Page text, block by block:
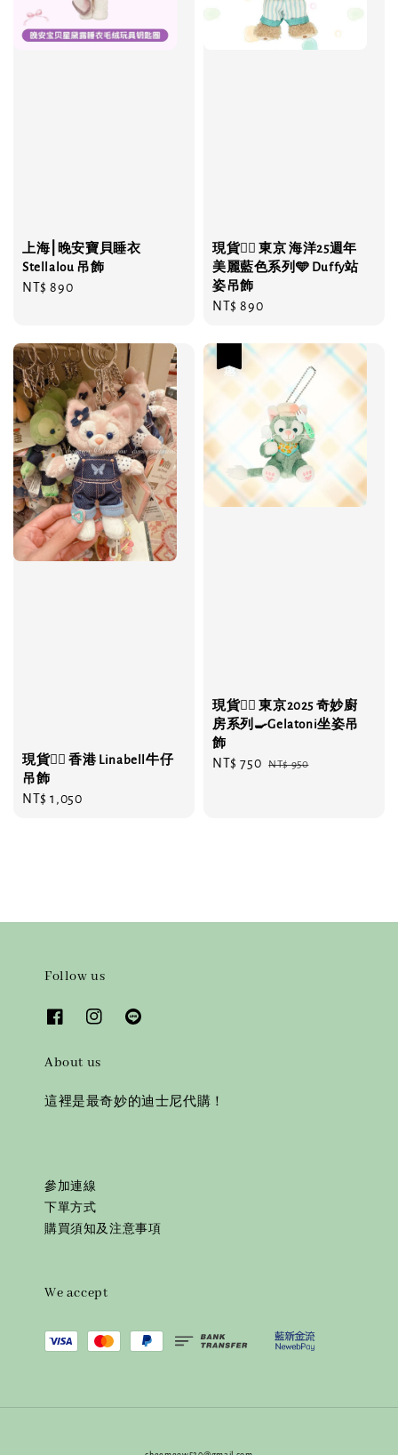
上海⎮晚安寶貝睡衣
Stellalou 吊飾
Regular
NT$ 890
現貨❤️‍🔥 東京 海洋25週年
美麗藍色系列🩵 Duffy站
姿吊飾
Regular
NT$ 890
現貨❤️‍🔥 香港 Linabell牛仔
吊飾
Regular
NT$ 1,050
現貨❤️‍🔥 東京2025 奇妙廚
房系列🍳Gelatoni坐姿吊
飾
Sale
NT$ 750 Regular
NT$ 950
Follow us
About us
這裡是最奇妙的迪士尼代購！
參加連線
下單方式
購買須知及注意事項
We accept